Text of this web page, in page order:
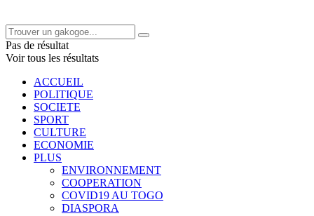
Pas de résultat
Voir tous les résultats
ACCUEIL
POLITIQUE
SOCIETE
SPORT
CULTURE
ECONOMIE
PLUS
ENVIRONNEMENT
COOPERATION
COVID19 AU TOGO
DIASPORA